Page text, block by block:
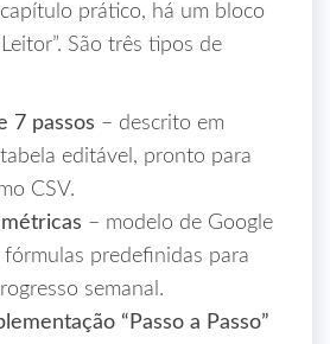
prático, há um bloco
São três tipos de
7 passos – descrito em
editável, pronto para
CSV.
– modelo de Google
fórmulas predefinidas para
semanal.
“Passo a Passo”